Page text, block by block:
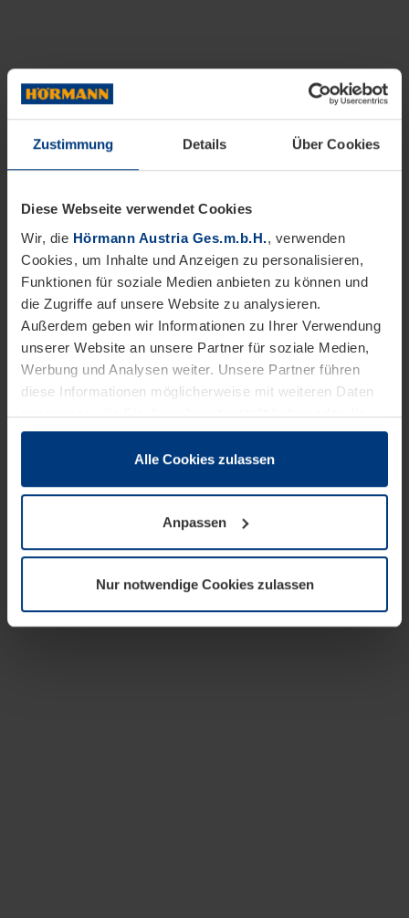
Zustimmung Details Über Cookies
Diese Webseite verwendet Cookies
Wir, die Hörmann Austria Ges.m.b.H., verwenden
Cookies, um Inhalte und Anzeigen zu personalisieren,
Funktionen für soziale Medien anbieten zu können und
die Zugriffe auf unsere Website zu analysieren.
Außerdem geben wir Informationen zu Ihrer Verwendung
unserer Website an unsere Partner für soziale Medien,
Werbung und Analysen weiter. Unsere Partner führen
diese Informationen möglicherweise mit weiteren Daten
zusammen, die Sie ihnen bereitgestellt haben oder die
sie im Rahmen Ihrer Nutzung der Dienste gesammelt
wenn diese für den Betrieb dieser Seite unbedingt
notwendig sind. Für alle anderen Cookie-Typen benötigen
wir Ihre Erlaubnis. Ihre Einwilligung können Sie jederzeit
Datenschutzerklärungunserer Website ändern oder
widerrufen.
Alle Cookies zulassen
Anpassen
Nur notwendige Cookies zulassen